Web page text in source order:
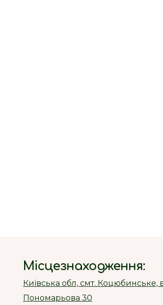
Місцезнаходження:
Київська обл, смт. Коцюбинське,
Пономарьова 30